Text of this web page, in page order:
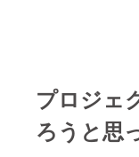
プロジェ
ろうと思